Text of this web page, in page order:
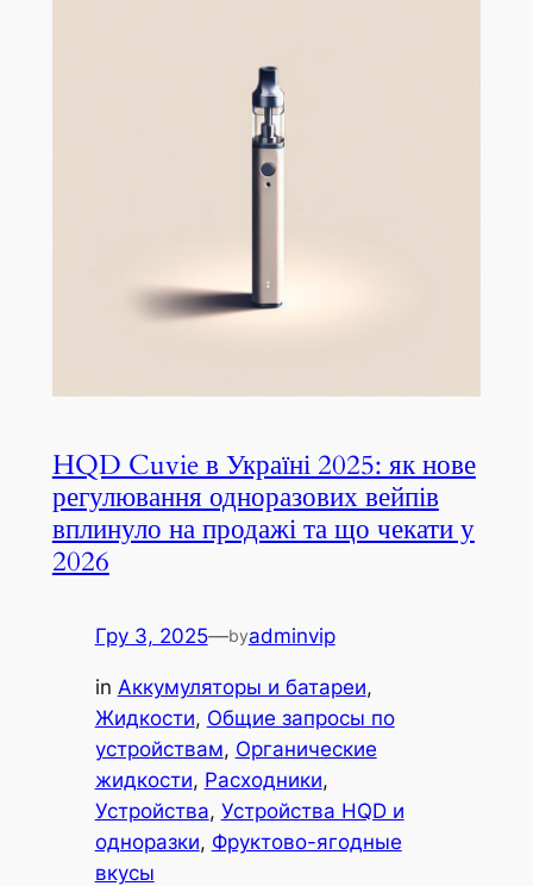
HQD Cuvie в Україні 2025: як нове
регулювання одноразових вейпів
вплинуло на продажі та що чекати у
2026
Гру 3, 2025—byadminvip
in Аккумуляторы и батареи
Жидкости, Общие запросы по
устройствам, Органические
жидкости, Расходники
Устройства, Устройства HQD и
одноразки, Фруктово-ягодные
вкусы